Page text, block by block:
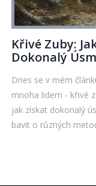
Křivé Zuby:
Dokonalý
Dnes se v mém
mnoha lidem - křivé
jak získat dokonalý
bavit o různých
ortodontie nabízí.
když se můžeme